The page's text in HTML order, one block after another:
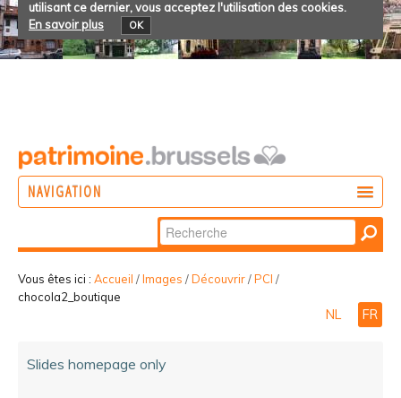
utilisant ce dernier, vous acceptez l'utilisation des cookies.
En savoir plus
OK
NAVIGATION
PARTICIPER
Chercher par
Recherche
avancée…
Vous êtes ici : Accueil /Images /Découvrir/PCI /
chocola2_boutique
NL FR
Slides homepage only